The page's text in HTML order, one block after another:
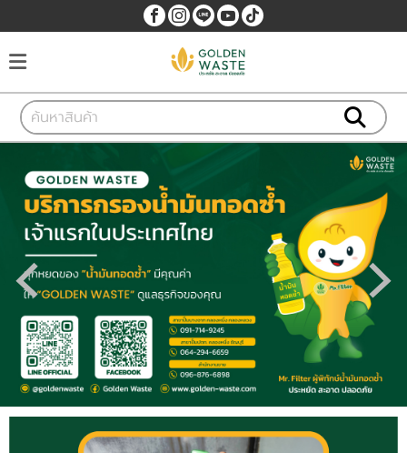
สมัครสมาชิก
หน้าหลัก
บริการ
ข่าวและประกาศ
ติดต่อเรา
ขั้นตอนการใช้บริการ